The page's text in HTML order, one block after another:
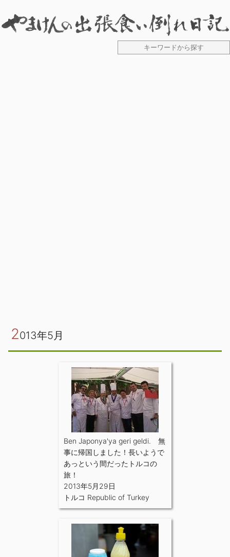
2013年5月
Ben Japonya'ya geri geldi. 無
事に帰国しました！長いようで
あっという間だったトルコの
旅！
2013年5月29日
トルコ Republic of Turkey